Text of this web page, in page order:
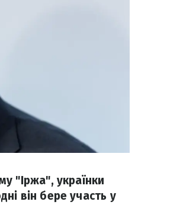
"Іржа", українки
він бере участь у